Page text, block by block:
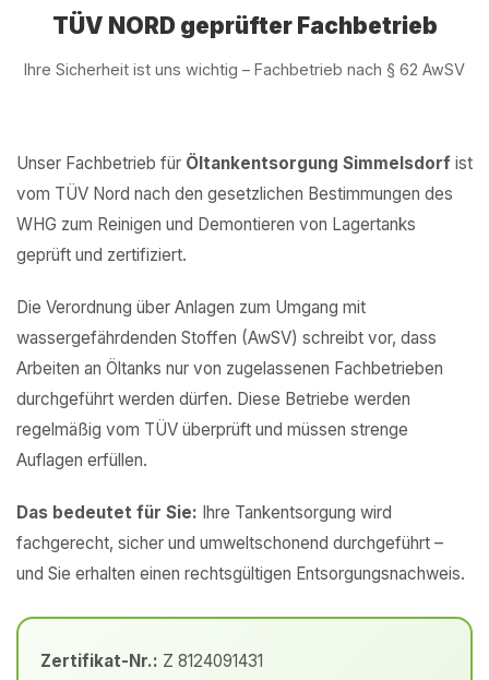
TÜV NORD geprüfter Fachbetrieb
Ihre Sicherheit ist uns wichtig – Fachbetrieb nach § 62 AwSV
Unser Fachbetrieb für Öltankentsorgung Simmelsdorf ist
vom TÜV Nord nach den gesetzlichen Bestimmungen des
WHG zum Reinigen und Demontieren von Lagertanks
geprüft und zertifiziert.
Die Verordnung über Anlagen zum Umgang mit
wassergefährdenden Stoffen (AwSV) schreibt vor, dass
Arbeiten an Öltanks nur von zugelassenen Fachbetrieben
durchgeführt werden dürfen. Diese Betriebe werden
regelmäßig vom TÜV überprüft und müssen strenge
Auflagen erfüllen.
Das bedeutet für Sie: Ihre Tankentsorgung wird
fachgerecht, sicher und umweltschonend durchgeführt –
und Sie erhalten einen rechtsgültigen Entsorgungsnachweis.
Zertifikat-Nr.: Z 8124091431